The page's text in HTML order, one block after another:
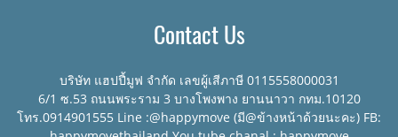
Contact Us
บริษัท แฮปปี้มูฟ จำกัด เลขผู้เสีภาษี 0115558000031
6/1 ซ.53 ถนนพระราม 3 บางโพงพาง ยานนาวา กทม.10120
โทร.0914901555 Line :@happymove (มี@ข้างหน้าด้วยนะคะ) FB: